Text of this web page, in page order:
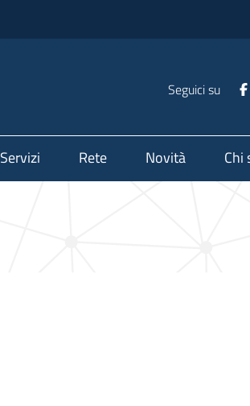
Seguici su
Servizi Rete Novità Chi